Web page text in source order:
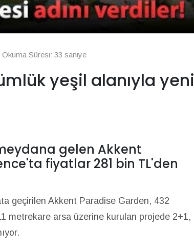
Okuma Süresi: 33 saniye
yeşil alanıyla yeni
gelen Akkent
fiyatlar 281 bin TL'den
geçirilen Akkent Paradise Garden, 432
metrekare arsa üzerine kurulan projede 2+1,